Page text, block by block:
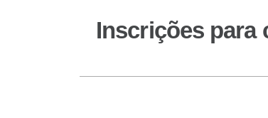
Inscrições para